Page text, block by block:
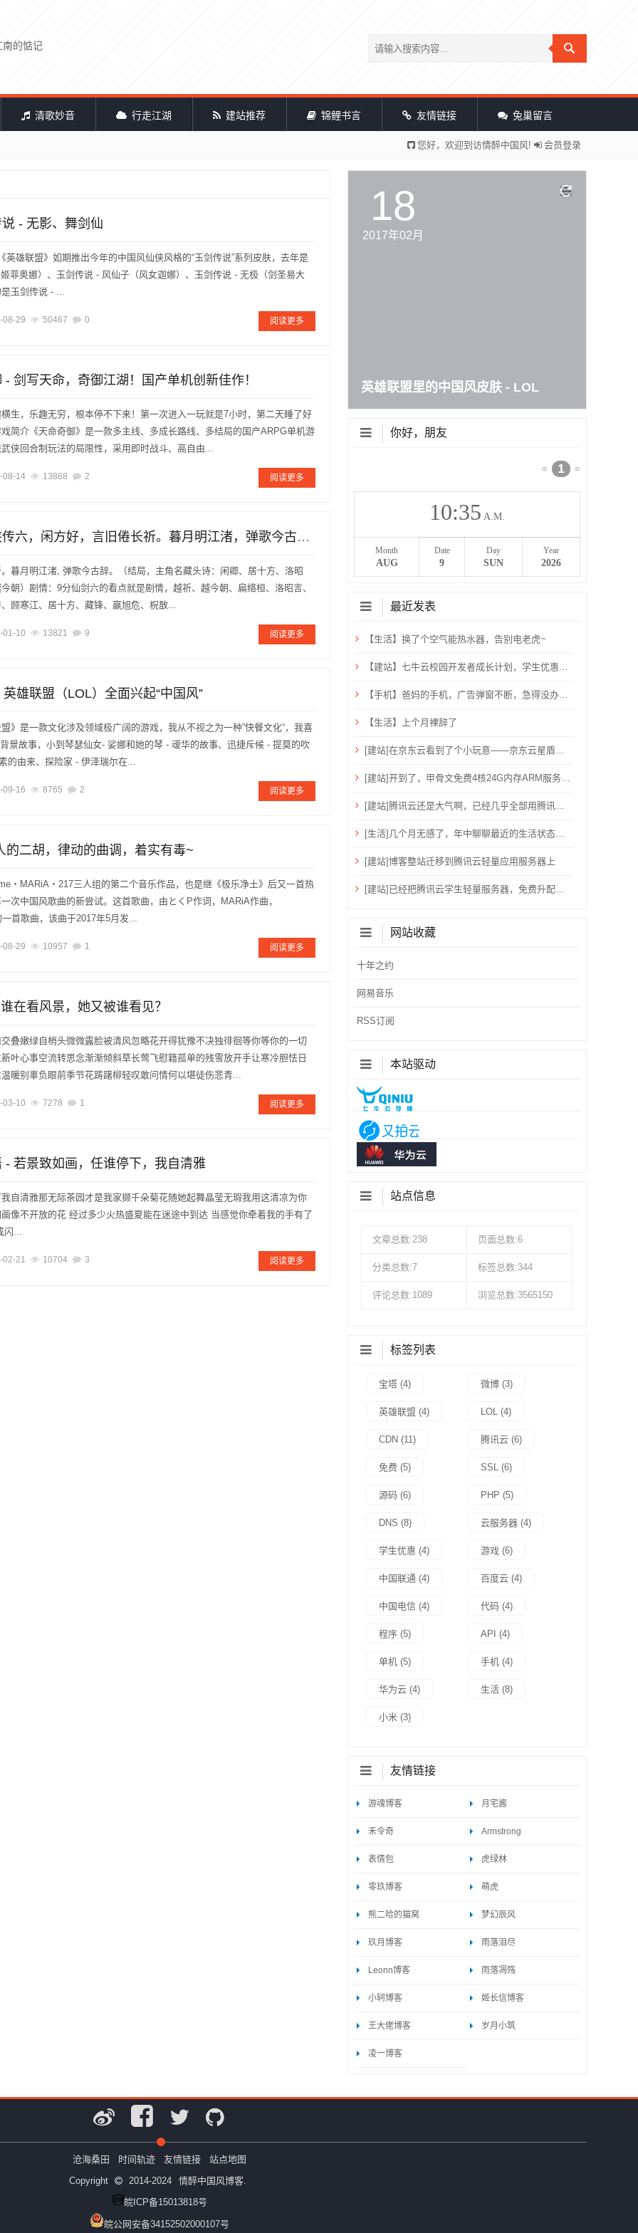
的惦记
清歌妙音 行走江湖 建站推荐 锦鲤书言 友情链接 兔巢留言
您好，欢迎到访情醉中国风! 会员登录
- 无影、舞剑仙
英雄联盟》如期推出今年的中国风仙侠风格的“玉剑传说”系列皮肤，去年是
菲奥娜）、玉剑传说 - 风仙子（风女迦娜）、玉剑传说 - 无极（剑圣易大
玉剑传说 - ...
08-29 50467 0 阅读更多
剑写天命，奇御江湖！国产单机创新佳作！
生，乐趣无穷，根本停不下来！第一次进入一玩就是7小时，第二天睡了好
简介《天命奇御》是一款多主线、多成长路线、多结局的国产ARPG单机游
侠回合制玩法的局限性，采用即时战斗、高自由...
08-14 13868 2 阅读更多
[游戏]仙剑奇侠传六，闲方好，言旧倦长祈。暮月明江渚，弹歌今古辞。
暮月明江渚, 弹歌今古辞。（结局，主角名藏头诗：闲卿、居十方、洛昭
朝）剧情：9分仙剑六的看点就是剧情，越祈、越今朝、扁络桓、洛昭言、
顾寒江、居十方、藏锋、嬴旭危、柷敔...
01-10 13821 9 阅读更多
英雄联盟（LOL）全面兴起“中国风”
》是一款文化涉及领域极广阔的游戏，我从不视之为一种”快餐文化“，我喜
景故事，小到琴瑟仙女- 娑娜和她的琴 - 叆华的故事、迅捷斥候 - 提莫的吹
的由来、探险家 - 伊泽瑞尔在...
09-16 8765 2 阅读更多
的二胡，律动的曲调，着实有毒~
・MARiA・217三人组的第二个音乐作品，也是继《极乐净土》后又一首热
次中国风歌曲的新尝试。这首歌曲，由とくP作词，MARiA作曲，
首歌曲，该曲于2017年5月发...
08-29 10957 1 阅读更多
在看风景，她又被谁看见？
叠嫩绿自梢头微微露脸被清风忽略花开得犹豫不决独徘徊等你等你的一切
叶心事空流转思念渐渐倾斜草长莺飞慰籍孤单的残雪放开手让寒冷胆怯日
暖别辜负眼前季节花踌躇柳轻叹敢问情何以堪徒伤悲青...
03-10 7278 1 阅读更多
- 若景致如画，任谁停下，我自清雅
自清雅那无际茶园才是我家撷千朵菊花随她起舞晶莹无瑕我用这清凉为你
像不开放的花 经过多少火热盛夏能在迷途中到达 当感觉你牵着我的手有了
闪...
02-21 10704 3 阅读更多
18
2017年02月
英雄联盟里的中国风皮肤 - LOL
你好，朋友
≡ 1 ≡
10 35 A.M.
Month
AUG
Date
9
Day
SUN
Year
2026
最近发表
【生活】换了个空气能热水器，告别电老虎~
【建站】七牛云校园开发者成长计划，学生优惠，需验证学生邮箱
【手机】爸妈的手机，广告弹窗不断，急得没办法只能关机重启？用ADB卸载快应用框架！
【生活】上个月裸辞了
[建站]在京东云看到了个小玩意——京东云星盾安全加速。
[建站]开到了，甲骨文免费4核24G内存ARM服务器~
[建站]腾讯云还是大气啊，已经几乎全部用腾讯云了！
[生活]几个月无感了，年中聊聊最近的生活状态吧！
[建站]博客整站迁移到腾讯云轻量应用服务器上
[建站]已经把腾讯云学生轻量服务器，免费升配到：2核心、4G内存、6M带宽、80G硬盘、1200G流量
网站收藏
十年之约
网易音乐
RSS订阅
本站驱动
站点信息
文章总数:238 页面总数:6
分类总数:7 标签总数:344
评论总数:1089 浏览总数:3565150
标签列表
宝塔 (4) 微博(3)
英雄联盟 (4) LOL(4)
CDN (11) 腾讯云(6)
免费 (5) SSL(6)
源码 (6) PHP (5)
DNS (8) 云服务器(4)
学生优惠 (4) 游戏(6)
中国联通 (4) 百度云(4)
中国电信 (4) 代码(4)
程序 (5) API (4)
单机 (5) 手机(4)
华为云 (4) 生活(8)
小米 (3)
友情链接
游魂博客 月宅酱
禾令奇 Armstrong
表情包 虎绿林
零玖博客 萌虎
熊二哈的猫窝 梦幻辰风
玖月博客 雨落泪尽
Leonn博客 雨落凋殇
小轲博客 姬长信博客
王大佬博客 岁月小筑
凌一博客
沧海桑田 时间轨迹 友情链接
站点地图
Copyright
2014-2024
情醉中国风博客.
皖ICP备15013818号
皖公网安备34152502000107号